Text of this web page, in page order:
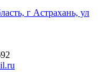
г Астрахань, ул